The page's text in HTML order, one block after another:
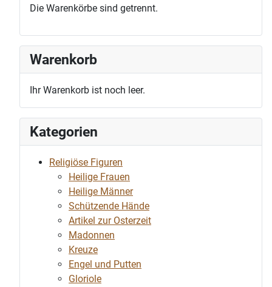
Die Warenkörbe sind getrennt.
Warenkorb
Ihr Warenkorb ist noch leer.
Kategorien
Religiöse Figuren
Heilige Frauen
Heilige Männer
Schützende Hände
Artikel zur Osterzeit
Madonnen
Kreuze
Engel und Putten
Gloriole